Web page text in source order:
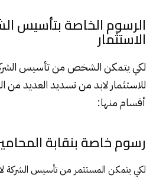
الرسوم الخاصة بتأسيس
الاستثمار
لكي يتمكن الشخص من تأسيس
للاستثمار لابد من تسديد العديد من
أقسام منها:
رسوم خاصة بنقابة
لكي يتمكن المستثمر من تأسيس الشركة